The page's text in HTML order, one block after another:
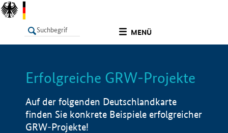
MENÜ
LISTE Info
Erfolgreiche GRW-Projekte
Auf der folgenden Deutschlandkarte
finden Sie konkrete Beispiele erfolgreicher
GRW-Projekte!